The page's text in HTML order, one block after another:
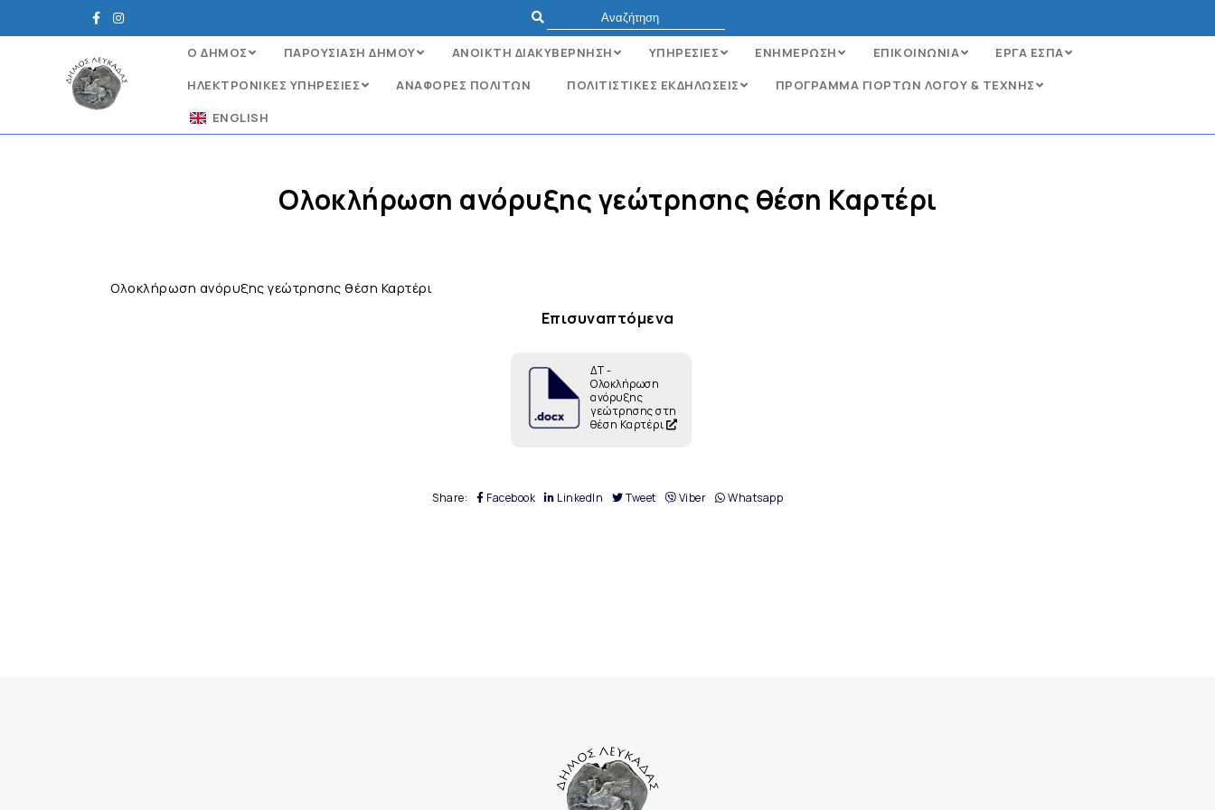
Ο ΔΗΜΟΣ ΠΑΡΟΥΣΙΑΣΗ ΔΗΜΟΥ ΑΝΟΙΚΤΗ ΔΙΑΚΥΒΕΡΝΗΣΗ ΥΠΗΡΕΣΙΕΣ ΕΝΗΜΕΡΩΣΗ ΕΠΙΚΟΙΝΩΝΙΑ
ΕΡΓΑ ΕΣΠΑ
ΗΛΕΚΤΡΟΝΙΚΈΣ ΥΠΗΡΕΣΊΕΣ
ΑΝΑΦΟΡΈΣ ΠΟΛΙΤΏΝ ΠΟΛΙΤΙΣΤΙΚΕΣ ΕΚΔΗΛΩΣΕΙΣ
ΠΡΟΓΡΑΜΜΑ ΓΙΟΡΤΩΝ ΛΟΓΟΥ & ΤΕΧΝΗΣ
ENGLISH
Ολοκλήρωση ανόρυξης γεώτρησης θέση Καρτέρι
Ολοκλήρωση ανόρυξης γεώτρησης θέση Καρτέρι
Επισυναπτόμενα
ΔΤ -
Ολοκλήρωση
ανόρυξης
γεώτρησης στη
θέση Καρτέρι
Share: Facebook LinkedIn Tweet Viber Whatsapp